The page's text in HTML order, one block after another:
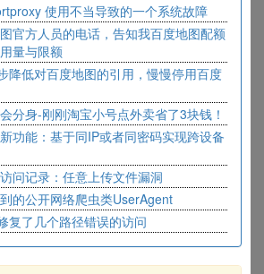
使用不当导致的一个系统故障
官方人员的电话，告知我百度地图配额
量与限额
降低对百度地图的引用，慢慢停用百度
分身-刚刚淘宝小号点外卖省了3块钱！
功能：基于同IP或者同密码实现跨设备
问记录：任意上传文件漏洞
的公开网络爬虫类UserAgent
复了几个路径错误的访问